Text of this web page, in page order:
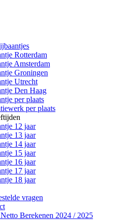
Rotterdam
Amsterdam
Groningen
Utrecht
Den Haag
per plaats
per plaats
12 jaar
13 jaar
14 jaar
15 jaar
16 jaar
17 jaar
18 jaar
vragen
Berekenen 2024 / 2025